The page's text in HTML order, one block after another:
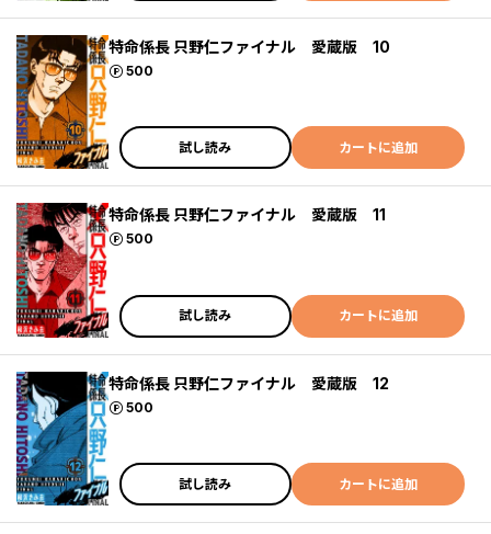
特命係長 只野仁ファイナル 愛蔵版 10
500
ポイント
試し読み カートに追加
特命係長 只野仁ファイナル 愛蔵版 11
500
ポイント
試し読み カートに追加
特命係長 只野仁ファイナル 愛蔵版 12
500
ポイント
試し読み カートに追加